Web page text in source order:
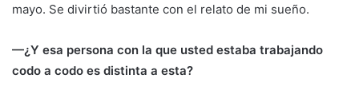
mayo. Se divirtió bastante con el relato de mi sueño.
—¿Y esa persona con la que usted estaba trabajando
codo a codo es distinta a esta?